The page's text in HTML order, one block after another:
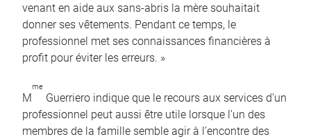
venant en aide aux sans-abris la mère souhaitait
donner ses vêtements. Pendant ce temps, le
professionnel met ses connaissances financières à
profit pour éviter les erreurs. »
M
me
Guerriero indique que le recours aux services d’un
professionnel peut aussi être utile lorsque l’un des
membres de la famille semble agir à l’encontre des